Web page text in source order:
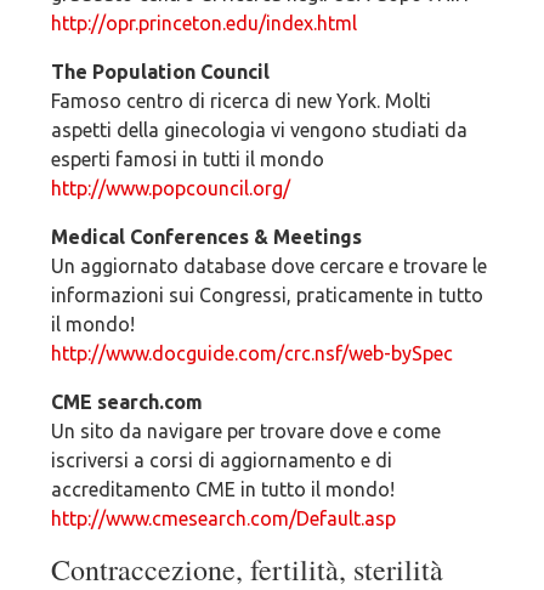
http://opr.princeton.edu/index.html
The Population Council
Famoso centro di ricerca di new York. Molti
aspetti della ginecologia vi vengono studiati da
esperti famosi in tutti il mondo
http://www.popcouncil.org/
Medical Conferences & Meetings
Un aggiornato database dove cercare e trovare le
informazioni sui Congressi, praticamente in tutto
il mondo!
http://www.docguide.com/crc.nsf/web-bySpec
CME search.com
Un sito da navigare per trovare dove e come
iscriversi a corsi di aggiornamento e di
accreditamento CME in tutto il mondo!
http://www.cmesearch.com/Default.asp
Contraccezione, fertilità, sterilità